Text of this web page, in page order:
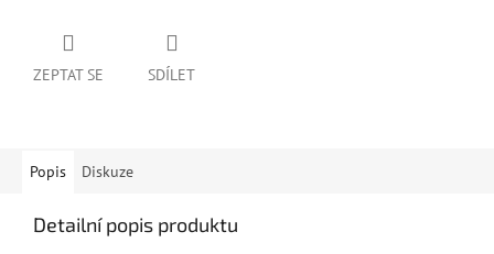
ZEPTAT SE SDÍLET
Popis Diskuze
Detailní popis produktu